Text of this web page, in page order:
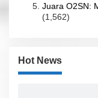
Juara O2SN:
(1,562)
Hot News